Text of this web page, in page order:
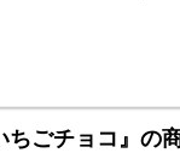
ちごチョコ』の